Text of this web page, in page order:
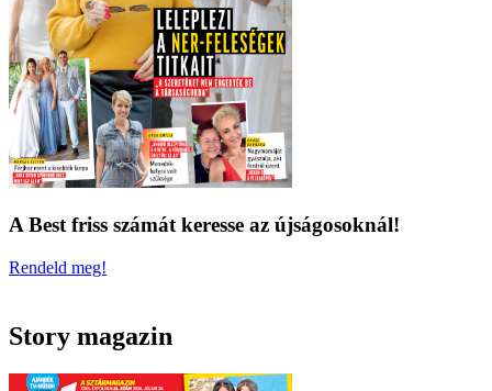
A Best friss számát keresse az újságosoknál!
Rendeld meg!
Story magazin